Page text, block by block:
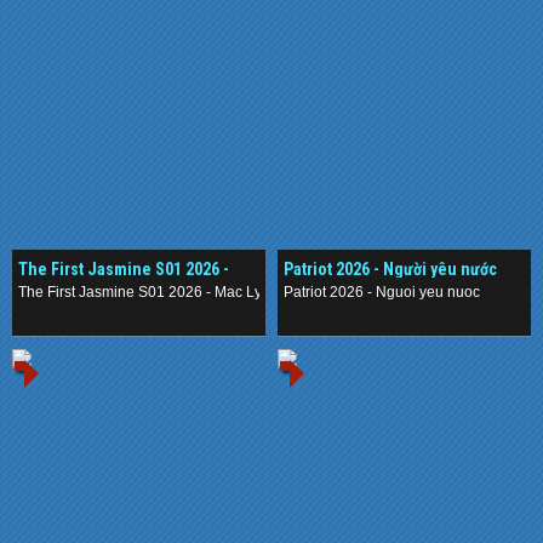
The First Jasmine S01 2026 -
Mạc Ly
The First Jasmine S01 2026 - Mac Ly
Patriot 2026 - Người yêu nước
Patriot 2026 - Nguoi yeu nuoc